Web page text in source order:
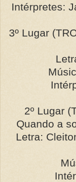
Intérpretes:
3º Lugar
2º Lugar
Quando a
Letra: